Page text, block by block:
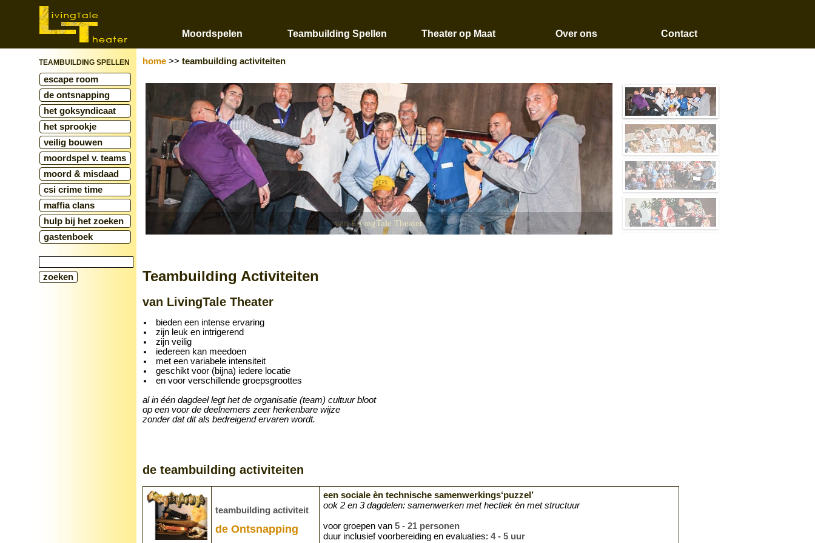
Moordspelen Teambuilding Spellen Theater op Maat Over ons Contact
TEAMBUILDING SPELLEN
escape room
de ontsnapping
het goksyndicaat
het sprookje
veilig bouwen
moordspel v. teams
moord & misdaad
csi crime time
maffia clans
hulp bij het zoeken
gastenboek
home >> teambuilding activiteiten
van LivingTale Theater
Teambuilding Activiteiten
van LivingTale Theater
bieden een intense ervaring
zijn leuk en intrigerend
zijn veilig
iedereen kan meedoen
met een variabele intensiteit
geschikt voor (bijna) iedere locatie
en voor verschillende groepsgroottes
al in één dagdeel legt het de organisatie (team) cultuur bloot
op een voor de deelnemers zeer herkenbare wijze
zonder dat dit als bedreigend ervaren wordt.
de teambuilding activiteiten
teambuilding activiteit
de Ontsnapping
een sociale èn technische samenwerkings‘puzzel’
ook 2 en 3 dagdelen: samenwerken met hectiek èn met structuur
voor groepen van 5 - 21 personen
duur inclusief voorbereiding en evaluaties: 4 - 5 uur